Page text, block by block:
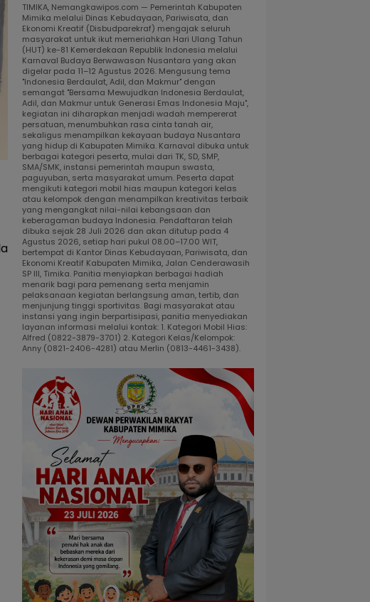
TIMIKA, Nemangkawipos.com — Pemerintah Kabupaten
Mimika melalui Dinas Kebudayaan, Pariwisata, dan
Ekonomi Kreatif (Disbudparekraf) mengajak seluruh
masyarakat untuk ikut memeriahkan Hari Ulang Tahun
(HUT) ke-81 Kemerdekaan Republik Indonesia melalui
Karnaval Budaya Berwawasan Nusantara yang akan
digelar pada 11–12 Agustus 2026. Mengusung tema
"Indonesia Berdaulat, Adil, dan Makmur" dengan
semangat "Bersama Mewujudkan Indonesia Berdaulat,
Adil, dan Makmur untuk Generasi Emas Indonesia Maju",
kegiatan ini diharapkan menjadi wadah mempererat
persatuan, menumbuhkan rasa cinta tanah air,
sekaligus menampilkan kekayaan budaya Nusantara
yang hidup di Kabupaten Mimika. Karnaval dibuka untuk
berbagai kategori peserta, mulai dari TK, SD, SMP,
SMA/SMK, instansi pemerintah maupun swasta,
paguyuban, serta masyarakat umum. Peserta dapat
mengikuti kategori mobil hias maupun kategori kelas
atau kelompok dengan menampilkan kreativitas terbaik
yang mengangkat nilai-nilai kebangsaan dan
keberagaman budaya Indonesia. Pendaftaran telah
dibuka sejak 28 Juli 2026 dan akan ditutup pada 4
Agustus 2026, setiap hari pukul 08.00–17.00 WIT,
bertempat di Kantor Dinas Kebudayaan, Pariwisata, dan
Ekonomi Kreatif Kabupaten Mimika, Jalan Cenderawasih
SP III, Timika. Panitia menyiapkan berbagai hadiah
menarik bagi para pemenang serta menjamin
pelaksanaan kegiatan berlangsung aman, tertib, dan
menjunjung tinggi sportivitas. Bagi masyarakat atau
instansi yang ingin berpartisipasi, panitia menyediakan
layanan informasi melalui kontak: 1. Kategori Mobil Hias:
Alfred (0822-3879-3701) 2. Kategori Kelas/Kelompok:
Anny (0821-2406-4281) atau Merlin (0813-4461-3438).